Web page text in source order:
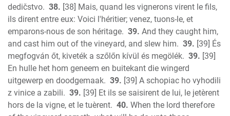
dedičstvo. 38. [38] Mais, quand les vignerons virent le fils,
ils dirent entre eux: Voici l'héritier; venez, tuons-le, et
emparons-nous de son héritage. 39. And they caught him,
and cast him out of the vineyard, and slew him. 39. [39] És
megfogván őt, kiveték a szőlőn kívül és megölék. 39. [39]
En hulle het hom geneem en buitekant die wingerd
uitgewerp en doodgemaak. 39. [39] A schopiac ho vyhodili
z vinice a zabili. 39. [39] Et ils se saisirent de lui, le jetèrent
hors de la vigne, et le tuèrent. 40. When the lord therefore